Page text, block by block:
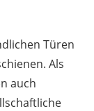
Türen
Als
auch